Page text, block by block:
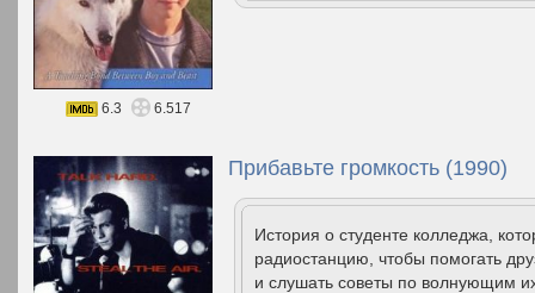
6.3 6.517
Прибавьте громкость (1990)
История о студенте колледжа,
радиостанцию, чтобы помогать
и слушать советы по волнующим